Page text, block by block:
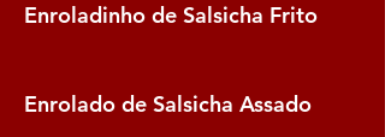
Enroladinho de Salsicha Frito
Enrolado de Salsicha Assado